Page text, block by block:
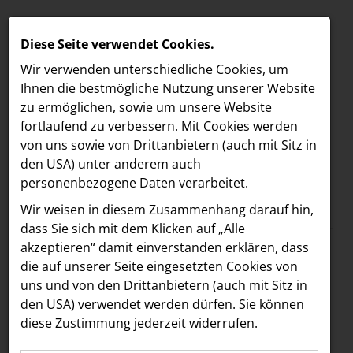
MELDUNGEN
LOEBELL NORDBERG
INNER
aehre
Astoria Artshow
B/S/H Hausgeräte
Meldungen / LIQUID MARKET
Text Bilder
10.03.2025
APERITIVO SPRING
2025 by LIQUID
Diese Seite verwendet Cookies.
Wir verwenden unterschiedliche Cookies, um
Ihnen die best­mögliche Nutzung unserer Website
zu ermöglichen, sowie um unsere Website
fortlaufend zu verbessern. Mit Cookies werden
von uns sowie von Drittanbietern (auch mit Sitz in
den USA) unter anderem auch
personenbezogene Daten verarbeitet.
Wir weisen in diesem Zusammenhang darauf hin,
dass Sie sich mit dem Klicken auf „Alle
akzeptieren“ damit ein­ver­standen erklären, dass
die auf unserer Seite eingesetzten Cookies von
uns und von den Drittanbietern (auch mit Sitz in
den USA) verwendet werden dürfen. Sie können
diese Zustimmung jederzeit widerrufen.